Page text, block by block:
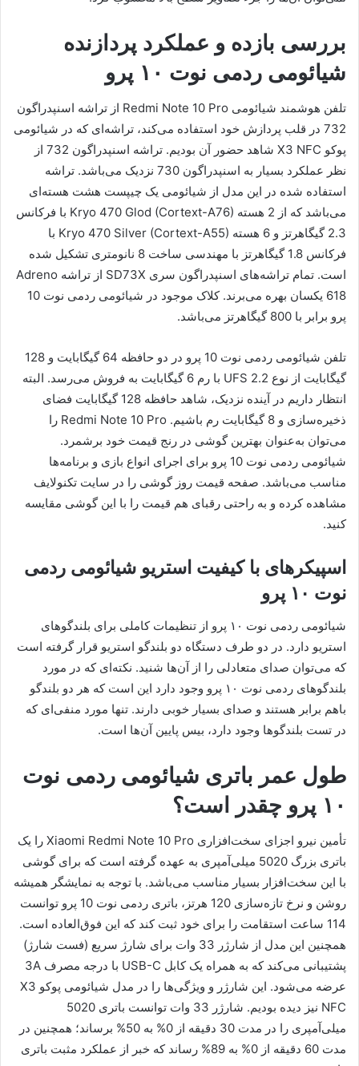
بررسی بازده و عملکرد پردازنده
شیائومی ردمی نوت ۱۰ پرو
تلفن هوشمند شیائومی Redmi Note 10 Pro از تراشه اسنپدراگون
732 در قلب پردازش خود استفاده می‌کند، تراشه‌ای که در شیائومی
پوکو X3 NFC شاهد حضور آن بودیم. تراشه اسنپدراگون 732 از
نظر عملکرد بسیار به اسنپدراگون 730 نزدیک می‌باشد. تراشه
استفاده شده در این مدل از شیائومی یک چیپست هشت هسته‌ای
می‌باشد که از 2 هسته Kryo 470 Glod (Cortext-A76) با فرکانس
2.3 گیگاهرتز و 6 هسته Kryo 470 Silver (Cortext-A55) با
فرکانس 1.8 گیگاهرتز با مهندسی ساخت 8 نانومتری تشکیل شده
است. تمام تراشه‌های اسنپدراگون سری SD73X از تراشه Adreno
618 یکسان بهره می‌برند. کلاک موجود در شیائومی ردمی نوت 10
پرو برابر با 800 گیگاهرتز می‌باشد.
تلفن شیائومی ردمی نوت 10 پرو در دو حافظه 64 گیگابایت و 128
گیگابایت از نوع UFS 2.2 با رم 6 گیگابایت به فروش می‌رسد. البته
انتظار داریم در آینده نزدیک، شاهد حافظه 128 گیگابایت فضای
ذخیره‌سازی و 8 گیگابایت رم باشیم. Redmi Note 10 Pro را
می‌توان به‌عنوان بهترین گوشی در رنج قیمت خود برشمرد.
شیائومی ردمی نوت 10 پرو برای اجرای انواع بازی و برنامه‌ها
مناسب می‌باشد. صفحه قیمت روز گوشی را در سایت تکنولایف
مشاهده کرده و به راحتی رقبای هم قیمت را با این گوشی مقایسه
کنید.
اسپیکرهای با کیفیت استریو شیائومی ردمی
نوت ۱۰ پرو
شیائومی ردمی نوت ۱۰ پرو از تنظیمات کاملی برای بلندگوهای
استریو دارد. در دو طرف دستگاه دو بلندگو استریو قرار گرفته است
که می‌توان صدای متعادلی را از آن‌ها شنید. نکته‌ای که در مورد
بلندگوهای ردمی نوت ۱۰ پرو وجود دارد این است که هر دو بلندگو
باهم برابر هستند و صدای بسیار خوبی دارند. تنها مورد منفی‌ای که
در تست بلندگوها وجود دارد، بیس پایین آن‌ها است.
طول عمر باتری شیائومی ردمی نوت
۱۰ پرو چقدر است؟
تأمین نیرو اجزای سخت‌افزاری Xiaomi Redmi Note 10 Pro را یک
باتری بزرگ 5020 میلی‌آمپری به عهده گرفته است که برای گوشی
با این سخت‌افزار بسیار مناسب می‌باشد. با توجه به نمایشگر همیشه
روشن و نرخ تازه‌سازی 120 هرتز، باتری ردمی نوت 10 پرو توانست
114 ساعت استقامت را برای خود ثبت کند که این فوق‌العاده است.
همچنین این مدل از شارژر 33 وات برای شارژ سریع (فست شارژ)
پشتیبانی می‌کند که به همراه یک کابل USB-C با درجه مصرف 3A
عرضه می‌شود. این شارژر و ویژگی‌ها را در مدل شیائومی پوکو X3
NFC نیز دیده بودیم. شارژر 33 وات توانست باتری 5020
میلی‌آمپری را در مدت 30 دقیقه از 0% به 50% برساند؛ همچنین در
مدت 60 دقیقه از 0% به 89% رساند که خبر از عملکرد مثبت باتری